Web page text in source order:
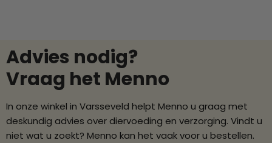
Advies nodig?
Vraag het Menno
In onze winkel in Varsseveld helpt Menno u graag met
deskundig advies over diervoeding en verzorging. Vindt u
niet wat u zoekt? Menno kan het vaak voor u bestellen.